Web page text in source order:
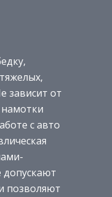
зависит от
намотки
с авто
допускают
позволяют